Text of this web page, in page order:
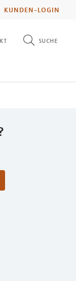
KUNDEN-LOGIN
suche